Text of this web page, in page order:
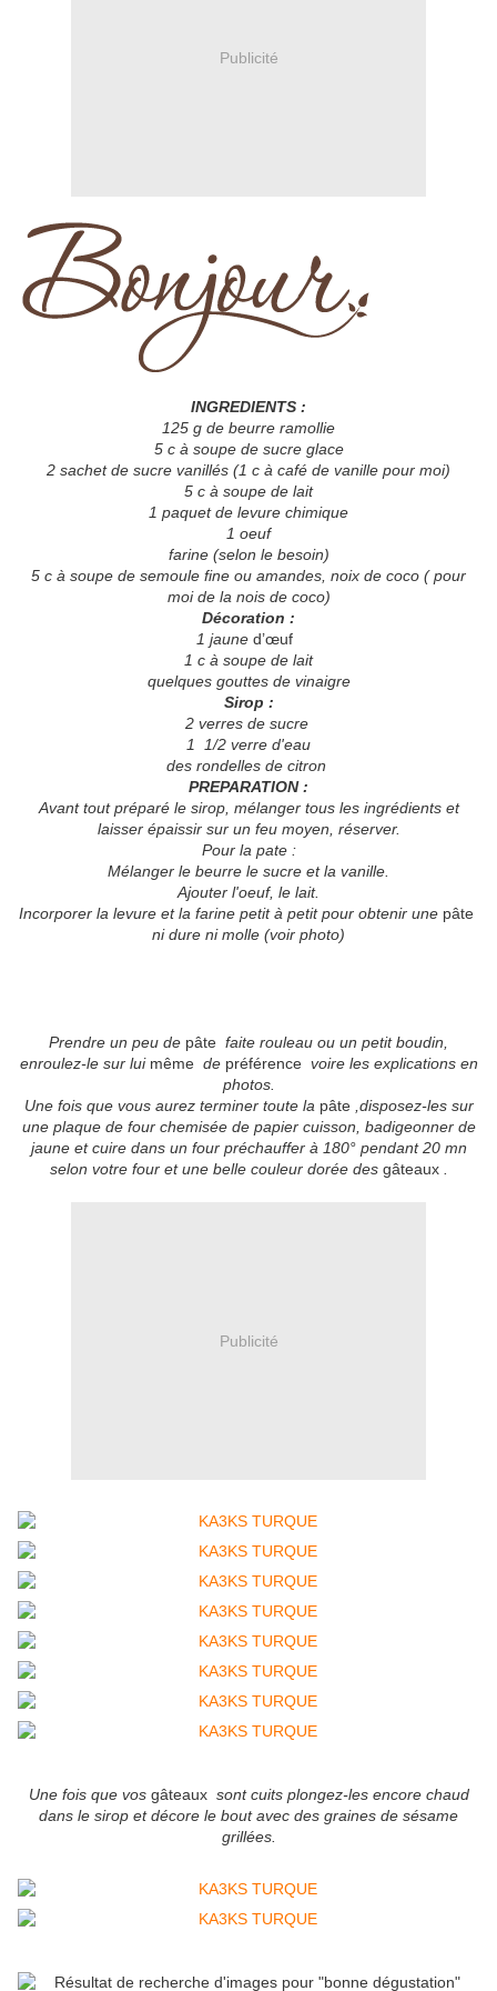
Publicité
INGREDIENTS :
125 g de beurre ramollie
5 c à soupe de sucre glace
2 sachet de sucre vanillés (1 c à café de vanille pour moi)
5 c à soupe de lait
1 paquet de levure chimique
1 oeuf
farine (selon le besoin)
5 c à soupe de semoule fine ou amandes, noix de coco ( pour
moi de la nois de coco)
Décoration :
1 jaune d’œuf
1 c à soupe de lait
quelques gouttes de vinaigre
Sirop :
2 verres de sucre
1 1/2 verre d'eau
des rondelles de citron
PREPARATION :
Avant tout préparé le sirop, mélanger tous les ingrédients et
laisser épaissir sur un feu moyen, réserver.
Pour la pate :
Mélanger le beurre le sucre et la vanille.
Ajouter l'oeuf, le lait.
Incorporer la levure et la farine petit à petit pour obtenir une pâte
ni dure ni molle (voir photo)
Prendre un peu de pâte faite rouleau ou un petit boudin,
enroulez-le sur lui même de préférence voire les explications en
photos.
Une fois que vous aurez terminer toute la pâte ,disposez-les sur
une plaque de four chemisée de papier cuisson, badigeonner de
jaune et cuire dans un four préchauffer à 180° pendant 20 mn
selon votre four et une belle couleur dorée des gâteaux
Publicité
Une fois que vos gâteaux sont cuits plongez-les encore chaud
dans le sirop et décore le bout avec des graines de sésame
grillées.